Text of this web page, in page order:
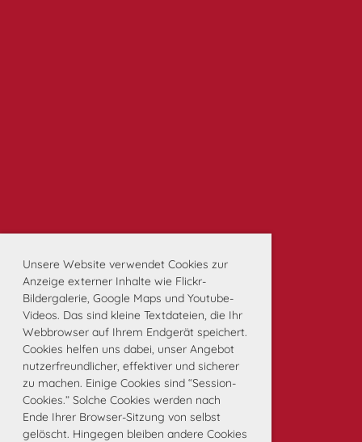
Unsere Website verwendet Cookies zur
Anzeige externer Inhalte wie Flickr-
Bildergalerie, Google Maps und Youtube-
Videos. Das sind kleine Textdateien, die Ihr
Webbrowser auf Ihrem Endgerät speichert.
Cookies helfen uns dabei, unser Angebot
nutzerfreundlicher, effektiver und sicherer
zu machen. Einige Cookies sind “Session-
Cookies.” Solche Cookies werden nach
Ende Ihrer Browser-Sitzung von selbst
gelöscht. Hingegen bleiben andere Cookies